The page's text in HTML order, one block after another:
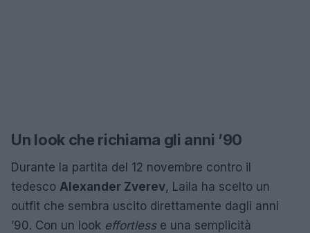
Un look che richiama gli anni ’90
Durante la partita del 12 novembre contro il
tedesco Alexander Zverev, Laila ha scelto un
outfit che sembra uscito direttamente dagli anni
’90. Con un look effortlesse una semplicità